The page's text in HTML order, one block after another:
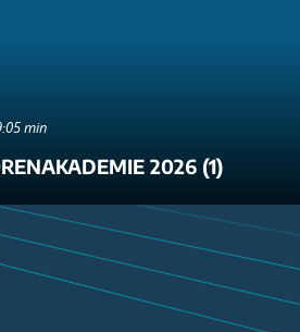
min
2026 (1)